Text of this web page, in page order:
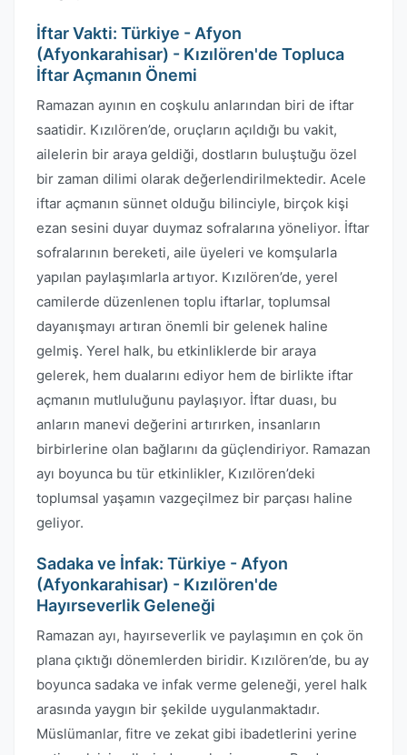
İftar Vakti: Türkiye - Afyon
(Afyonkarahisar) - Kızılören'de Topluca
İftar Açmanın Önemi
Ramazan ayının en coşkulu anlarından biri de iftar
saatidir. Kızılören’de, oruçların açıldığı bu vakit,
ailelerin bir araya geldiği, dostların buluştuğu özel
bir zaman dilimi olarak değerlendirilmektedir. Acele
iftar açmanın sünnet olduğu bilinciyle, birçok kişi
ezan sesini duyar duymaz sofralarına yöneliyor. İftar
sofralarının bereketi, aile üyeleri ve komşularla
yapılan paylaşımlarla artıyor. Kızılören’de, yerel
camilerde düzenlenen toplu iftarlar, toplumsal
dayanışmayı artıran önemli bir gelenek haline
gelmiş. Yerel halk, bu etkinliklerde bir araya
gelerek, hem dualarını ediyor hem de birlikte iftar
açmanın mutluluğunu paylaşıyor. İftar duası, bu
anların manevi değerini artırırken, insanların
birbirlerine olan bağlarını da güçlendiriyor. Ramazan
ayı boyunca bu tür etkinlikler, Kızılören’deki
toplumsal yaşamın vazgeçilmez bir parçası haline
geliyor.
Sadaka ve İnfak: Türkiye - Afyon
(Afyonkarahisar) - Kızılören'de
Hayırseverlik Geleneği
Ramazan ayı, hayırseverlik ve paylaşımın en çok ön
plana çıktığı dönemlerden biridir. Kızılören’de, bu ay
boyunca sadaka ve infak verme geleneği, yerel halk
arasında yaygın bir şekilde uygulanmaktadır.
Müslümanlar, fitre ve zekat gibi ibadetlerini yerine